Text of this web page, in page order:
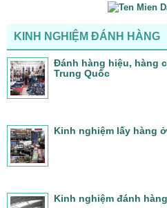
KINH NGHIỆM ĐÁNH HÀNG
Đánh hàng hiệu, hàng
Trung Quốc
Kinh nghiệm lấy hàng
Kinh nghiệm đánh